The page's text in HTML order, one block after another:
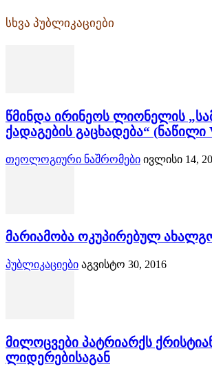
სხვა პუბლიკაციები
წმინდა ირინეოს ლიონელის
ქადაგების გაცხადება“ (ნაწილი
თეოლოგიური ნაშრომები ივლისი 14,
მარიამობა ოკუპირებულ
პუბლიკაციები აგვისტო 30, 2016
მილოცვები პატრიარქს
ლიდერებისაგან